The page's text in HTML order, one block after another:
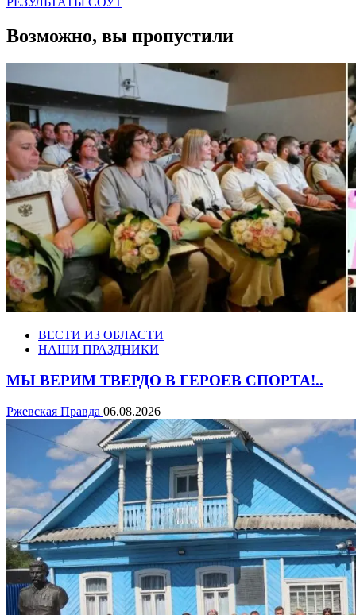
Возможно, вы пропустили
ВЕСТИ ИЗ ОБЛАСТИ
НАШИ ПРАЗДНИКИ
МЫ ВЕРИМ ТВЕРДО В ГЕРОЕВ СПОРТА!..
Ржевская Правда 06.08.2026